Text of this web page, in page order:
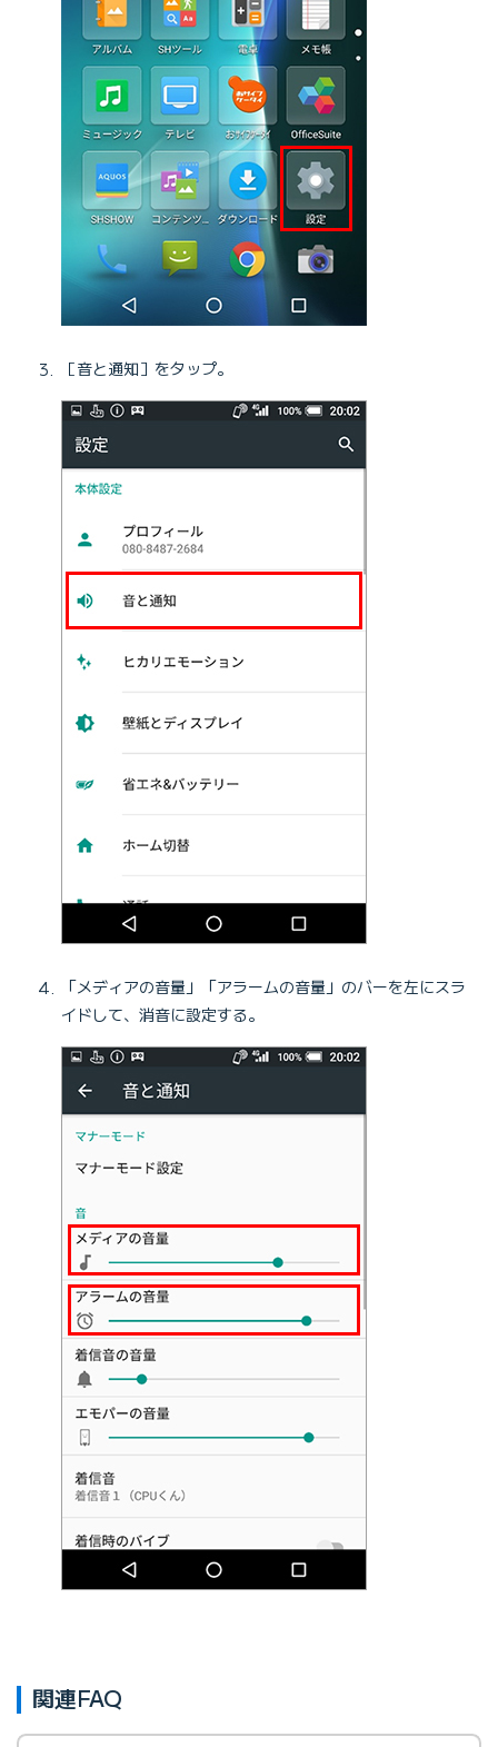
［音と通知］をタップ。
「メディアの音量」「アラームの音量」のバーを左にスラ
イドして、消音に設定する。
関連FAQ